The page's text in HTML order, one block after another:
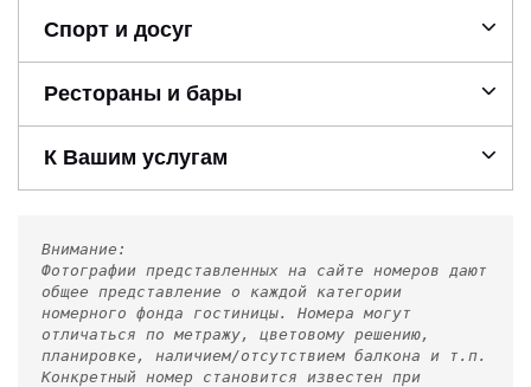
Спорт и досуг
Рестораны и бары
К Вашим услугам
Внимание:
Фотографии представленных на сайте номеров дают
общее представление о каждой категории
номерного фонда гостиницы. Номера могут
отличаться по метражу, цветовому решению,
планировке, наличием/отсутствием балкона и т.п.
Конкретный номер становится известен при